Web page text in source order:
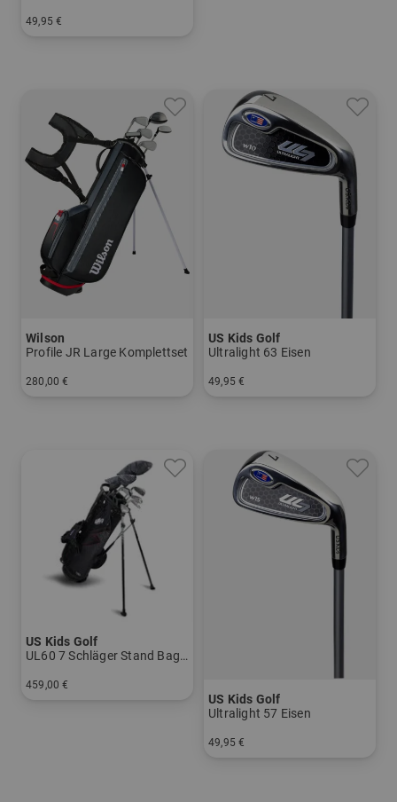
49,95 €
Wilson
Profile JR Large Komplettset
280,00 €
US Kids Golf
Ultralight 63 Eisen
49,95 €
US Kids Golf
UL60 7 Schläger Stand Bag Set
459,00 €
US Kids Golf
Ultralight 57 Eisen
49,95 €